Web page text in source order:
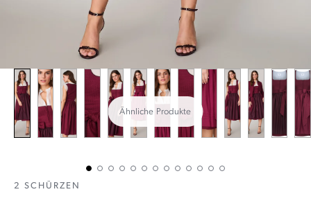
Ähnliche Produkte
2 SCHÜRZEN